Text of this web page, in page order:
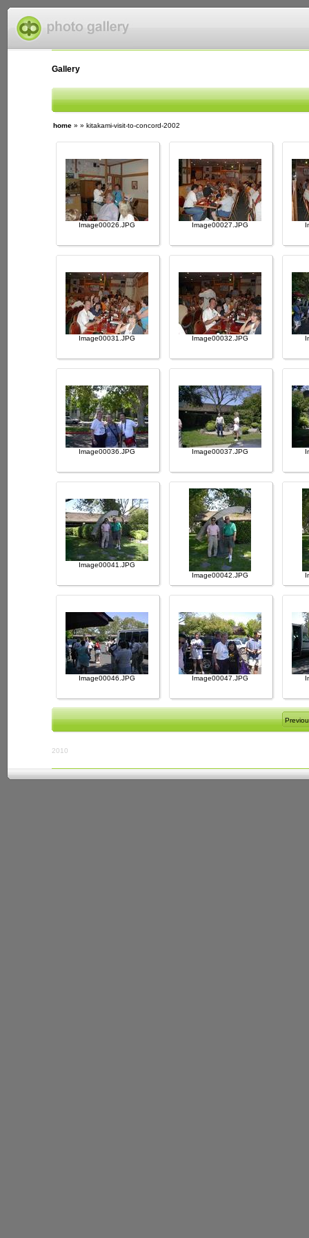
Gallery
home » » kitakami-visit-to-concord-2002
Image00026.JPG Image00027.JPG
Image00031.JPG Image00032.JPG
Image00036.JPG Image00037.JPG
Image00041.JPG
Image00042.JPG
Image00046.JPG Image00047.JPG
2010